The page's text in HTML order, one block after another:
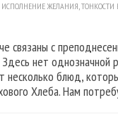
ЖЕЛАНИЯ,ТОНКОСТИ
связаны с
нет однозначной
несколько блюд,
Хлеба. Нам